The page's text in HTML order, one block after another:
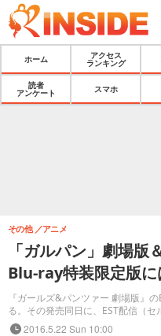
ホーム
アクセス
ランキング
読者
アンケート
スマホ
「ガルパン」劇場版
Blu-ray特装限定版
『ガールズ&パンツァー 劇場版』
る。その発売同日に、EST配信（セ
その他 アニメ
2016.5.22 Sun 10:00